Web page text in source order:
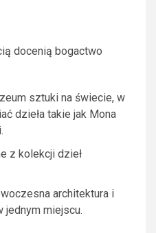
docenią bogactwo
sztuki na świecie, w
dzieła takie jak Mona
z kolekcji dzieł
architektura i
jednym miejscu.